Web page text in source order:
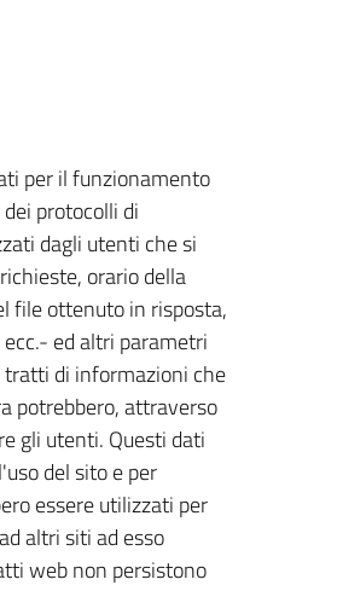
per il funzionamento
protocolli di
dagli utenti che si
orario della
file ottenuto in risposta,
ed altri parametri
di informazioni che
potrebbero, attraverso
gli utenti. Questi dati
del sito e per
essere utilizzati per
altri siti ad esso
web non persistono